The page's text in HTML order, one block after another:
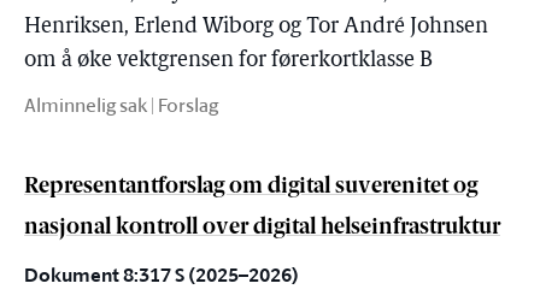
Henriksen, Erlend Wiborg og Tor André Johnsen
om å øke vektgrensen for førerkortklasse B
Alminnelig sak | Forslag
Representantforslag om digital suverenitet og
nasjonal kontroll over digital helseinfrastruktur
Dokument 8:317 S (2025–2026)